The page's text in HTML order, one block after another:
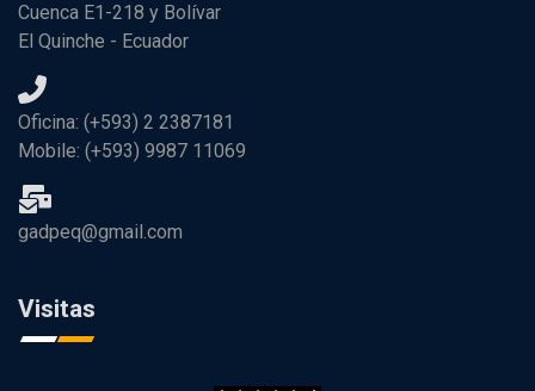
Cuenca E1-218 y Bolívar
El Quinche - Ecuador
Oficina: (+593) 2 2387181
Mobile: (+593) 9987 11069
gadpeq@gmail.com
Visitas